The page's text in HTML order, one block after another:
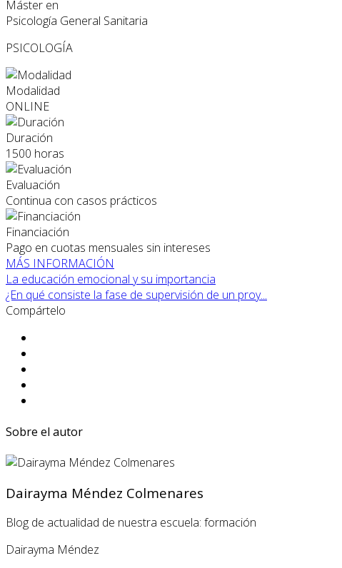
Máster en
Psicología General Sanitaria
PSICOLOGÍA
Modalidad
ONLINE
Duración
1500 horas
Evaluación
Continua con casos prácticos
Financiación
Pago en cuotas mensuales sin intereses
MÁS INFORMACIÓN
La educación emocional y su importancia
¿En qué consiste la fase de supervisión de un proy...
Compártelo
Sobre el autor
Dairayma Méndez Colmenares
Blog de actualidad de nuestra escuela: formación
Dairayma Méndez